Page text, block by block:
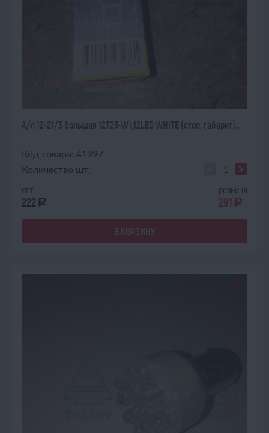
А/л 12-21/3 большая 12T25-W\12LED WHITE (стоп, габарит)...
Код товара: 41997
Количество шт:
опт
222a
розница
291 a
В КОРЗИНУ